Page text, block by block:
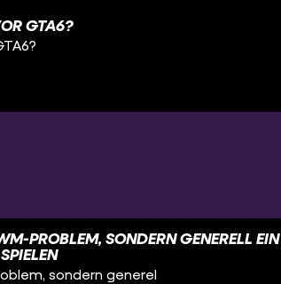
GTA6?
PROBLEM, SONDERN GENERELL EIN
sondern generel